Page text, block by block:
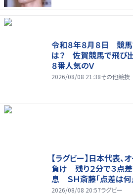
令和８年８月８日 競馬
は？ 佐賀競馬で飛び出
８番人気のＶ
2026/08/08 21:38その他競技
【ラグビー】日本代表、
負け 残り２分で３点
息 ＳＨ斎藤「点差は
半にＳＯ伊藤龍が先制ト
2026/08/08 20:57ラグビー